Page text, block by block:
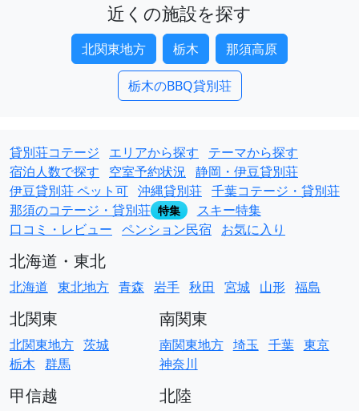
近くの施設を探す
北関東地方 栃木 那須高原
栃木のBBQ貸別荘
貸別荘コテージ エリアから探す
テーマから探す
宿泊人数で探す
空室予約状況 静岡・伊豆貸別荘
伊豆貸別荘 ペット可 沖縄貸別荘 千葉コテージ・貸別荘
那須のコテージ・貸別荘 特集
スキー特集
口コミ・レビュー ペンション民宿 お気に入り
北海道・東北
北海道 東北地方 青森 岩手 秋田 宮城 山形 福島
北関東
北関東地方 茨城
栃木 群馬
南関東
南関東地方 埼玉 千葉 東京
神奈川
甲信越 北陸